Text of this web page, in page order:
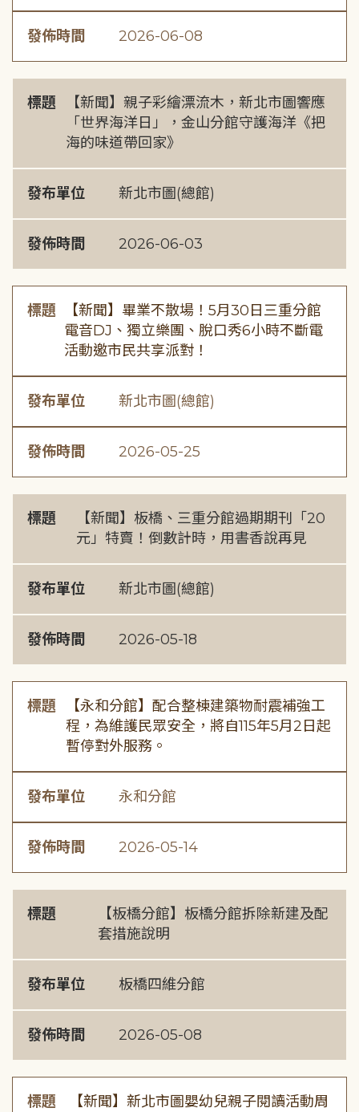
發佈時間 2026-06-08
標題
【新聞】親子彩繪漂流木，新北市圖響應
「世界海洋日」，金山分館守護海洋《把
海的味道帶回家》
發布單位 新北市圖(總館)
發佈時間 2026-06-03
標題
【新聞】畢業不散場！5月30日三重分館
電音DJ、獨立樂團、脫口秀6小時不斷電
活動邀市民共享派對！
發布單位 新北市圖(總館)
發佈時間 2026-05-25
標題
【新聞】板橋、三重分館過期期刊「20
元」特賣！倒數計時，用書香說再見
發布單位 新北市圖(總館)
發佈時間 2026-05-18
標題
【永和分館】配合整棟建築物耐震補強工
程，為維護民眾安全，將自115年5月2日起
暫停對外服務。
發布單位 永和分館
發佈時間 2026-05-14
標題
【板橋分館】板橋分館拆除新建及配
套措施說明
發布單位 板橋四維分館
發佈時間 2026-05-08
標題
【新聞】新北市圖嬰幼兒親子閱讀活動周